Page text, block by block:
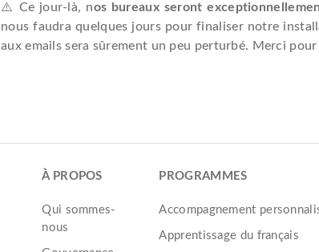
⚠️ Ce jour-là, nos bureaux seront
nous faudra quelques jours pour finaliser notre
aux emails sera sûrement un peu perturbé. Merci
À PROPOS
Qui sommes-
nous
PROGRAMMES
Accompagnement
Apprentissage du français